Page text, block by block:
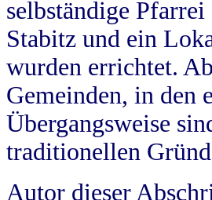
selbständige
Stabitz und ein
wurden errichtet.
Gemeinden, in den
Übergangsweise
traditionellen
Autor dieser